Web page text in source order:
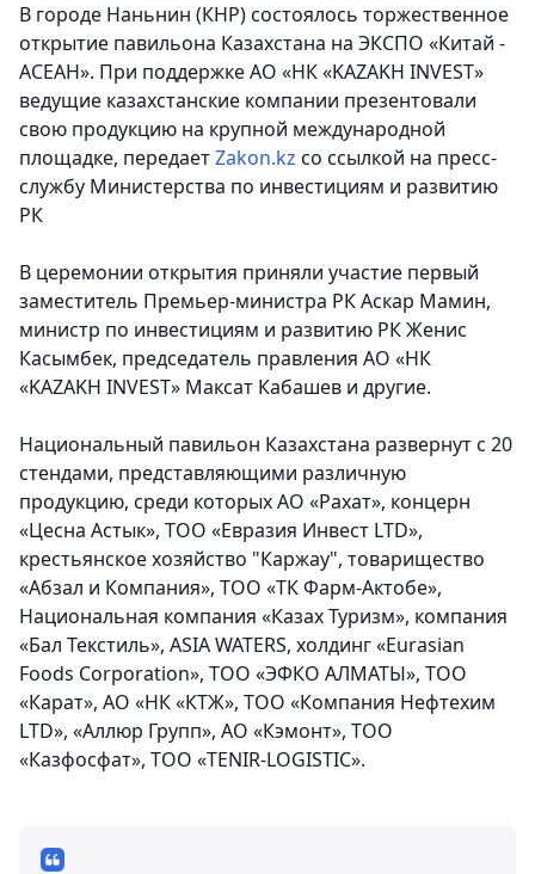
В городе Наньнин (КНР) состоялось торжественное
открытие павильона Казахстана на ЭКСПО «Китай -
АСЕАН». При поддержке АО «НК «KAZAKH INVEST»
ведущие казахстанские компании презентовали
свою продукцию на крупной международной
площадке, передаетZakon.kz со ссылкой на пресс-
службу Министерства по инвестициям и развитию
РК
В церемонии открытия приняли участие первый
заместитель Премьер-министра РК Аскар Мамин,
министр по инвестициям и развитию РК Женис
Касымбек, председатель правления АО «НК
«KAZAKH INVEST» Максат Кабашев и другие.
Национальный павильон Казахстана развернут с 20
стендами, представляющими различную
продукцию, среди которых АО «Рахат», концерн
«Цесна Астык», ТОО «Евразия Инвест LTD»,
крестьянское хозяйство "Каржау", товарищество
«Абзал и Компания», ТОО «ТК Фарм-Актобе»,
Национальная компания «Казах Туризм», компания
«Бал Текстиль», ASIA WATERS, холдинг «Eurasian
Foods Corporation», ТОО «ЭФКО АЛМАТЫ», ТОО
«Карат», АО «НК «КТЖ», ТОО «Компания Нефтехим
LTD», «Аллюр Групп», АО «Кэмонт», ТОО
«Казфосфат», ТОО «TENIR-LOGISTIC».